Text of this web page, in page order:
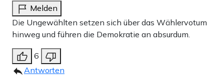
Melden
Die Ungewählten setzen sich über das Wählervotum
hinweg und führen die Demokratie an absurdum.
6
Antworten